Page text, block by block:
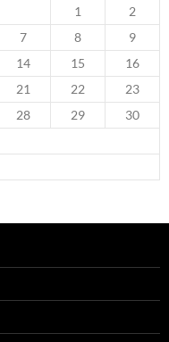
1
2
7 8
9
14 15
16
21 22
23
28 29
30